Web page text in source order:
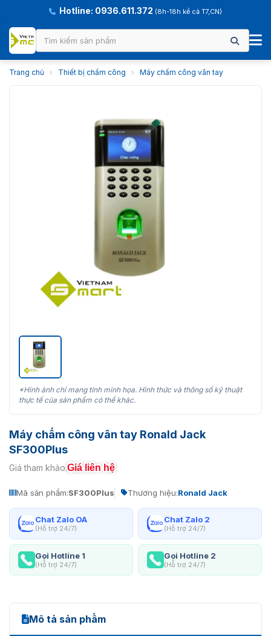
Hotline: 0936.611.372 (8h-18h kể cả T7,CN)
Trang chủ › Thiết bị chấm công › Máy chấm công vân tay
*Hình ảnh chỉ mang tính minh họa. Hình thức và thông số kỹ thuật
thực tế của sản phẩm có thể khác.
Máy chấm công vân tay Ronald Jack
SF300Plus
Giá tham khảo:Giá liên hệ
Mã sản phẩm:SF300Plus Thương hiệu:Ronald Jack
Chat Zalo OA
(Hỗ trợ 24/7)
Chat Zalo 2
(Hỗ trợ 24/7)
Gọi Hotline 1
(Hỗ trợ 24/7)
Gọi Hotline 2
(Hỗ trợ 24/7)
Mô tả sản phẩm